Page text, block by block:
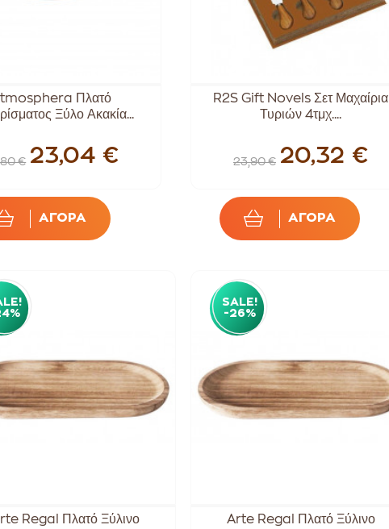
Πλατό
Ξύλο Ακακία...
€ 23,04 €
ΑΓΟΡΑ
R2S Gift Novels Σετ Μαχαίρια
Τυριών 4τμχ....
23,90 € 20,32 €
ΑΓΟΡΑ
Regal Πλατό Ξύλινο
SALE!
-26%
Arte Regal Πλατό Ξύλινο